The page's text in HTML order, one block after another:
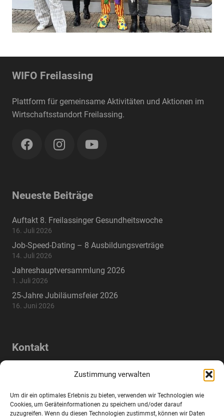
Zustimmung verwalten
Um dir ein optimales Erlebnis zu bieten, verwenden wir Technologien wie
Cookies, um Geräteinformationen zu speichern und/oder darauf
zuzugreifen. Wenn du diesen Technologien zustimmst, können wir Daten
WIFO Freilassing
Plattform für gemeinsame Aktivitäten und Aktionen im
Wirtschaftsstandort Freilassing.
Neueste Beiträge
Auftakt 8. Freilassinger Gesundheitswoche
16. Juli 2026
Job-Speed-Dating – 8 Ausbildungsverträge
14. Juli 2026
Jahreshauptversammlung 2026
1. Juli 2026
25-Jahre Jubiläumsfeier 2026
16. Juni 2026
Kontakt
Lindenstraße 17a, 83395 Freilassing,
mail info@wifo-freilassing.de